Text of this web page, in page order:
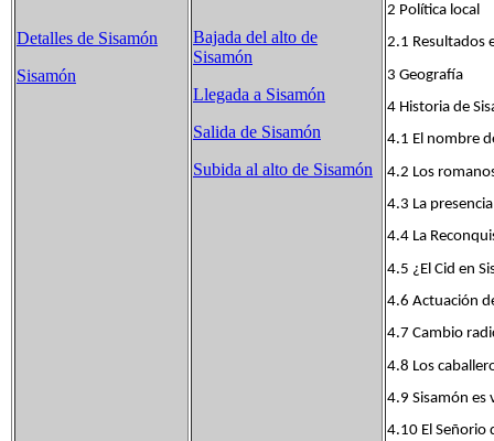
Detalles de Sisamón
Sisamón
Bajada del alto de
Sisamón
Llegada a Sisamón
Salida de Sisamón
Subida al alto de Sisamón
2 Política local
2.1 Resultados
3 Geografía
4 Historia de
4.1 El nombre
4.2 Los
4.3 La
4.4 La
4.5 ¿El Cid en
4.6 Actuación
4.7 Cambio
4.8 Los
4.9 Sisamón es
4.10 El Señorio